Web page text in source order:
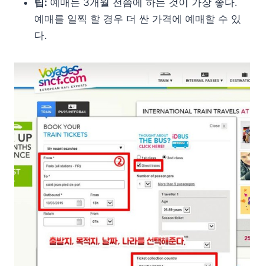
예매를 일찍 할 경우 더 싼 가격에 예매할 수 있
다.